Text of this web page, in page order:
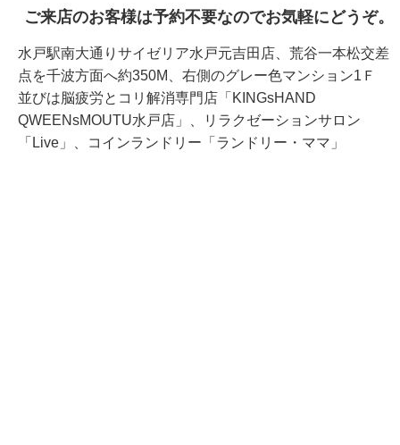
ご来店のお客様は予約不要なのでお気軽にどうぞ。
水戸駅南大通りサイゼリア水戸元吉田店、荒谷一本松交差
点を千波方面へ約350M、右側のグレー色マンション1Ｆ
並びは脳疲労とコリ解消専門店「KINGsHAND
QWEENsMOUTU水戸店」、リラクゼーションサロン
「Live」、コインランドリー「ランドリー・ママ」